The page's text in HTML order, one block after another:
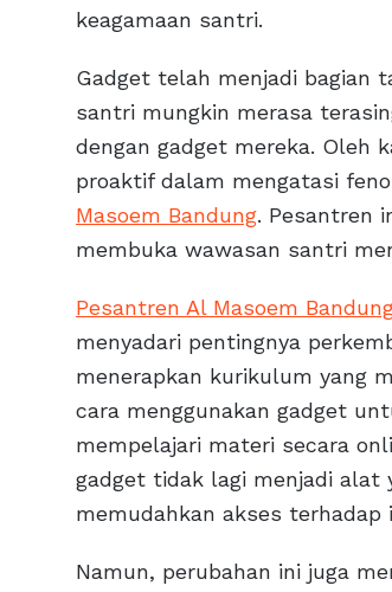
keagamaan santri.
Gadget telah menjadi bagian
santri mungkin merasa
dengan gadget mereka. Oleh
proaktif dalam mengatasi
Masoem Bandung. Pesantren
membuka wawasan santri
Pesantren Al Masoem
menyadari pentingnya
menerapkan kurikulum yang
cara menggunakan gadget
mempelajari materi secara
gadget tidak lagi menjadi alat
memudahkan akses terhadap
Namun, perubahan ini juga